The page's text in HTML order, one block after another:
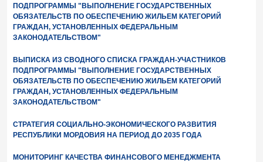
ПОДПРОГРАММЫ "ВЫПОЛНЕНИЕ ГОСУДАРСТВЕННЫХ
ОБЯЗАТЕЛЬСТВ ПО ОБЕСПЕЧЕНИЮ ЖИЛЬЕМ КАТЕГОРИЙ
ГРАЖДАН, УСТАНОВЛЕННЫХ ФЕДЕРАЛЬНЫМ
ЗАКОНОДАТЕЛЬСТВОМ"
ВЫПИСКА ИЗ СВОДНОГО СПИСКА ГРАЖДАН-УЧАСТНИКОВ
ПОДПРОГРАММЫ "ВЫПОЛНЕНИЕ ГОСУДАРСТВЕННЫХ
ОБЯЗАТЕЛЬСТВ ПО ОБЕСПЕЧЕНИЮ ЖИЛЬЕМ КАТЕГОРИЙ
ГРАЖДАН, УСТАНОВЛЕННЫХ ФЕДЕРАЛЬНЫМ
ЗАКОНОДАТЕЛЬСТВОМ"
СТРАТЕГИЯ СОЦИАЛЬНО-ЭКОНОМИЧЕСКОГО РАЗВИТИЯ
РЕСПУБЛИКИ МОРДОВИЯ НА ПЕРИОД ДО 2035 ГОДА
МОНИТОРИНГ КАЧЕСТВА ФИНАНСОВОГО МЕНЕДЖМЕНТА